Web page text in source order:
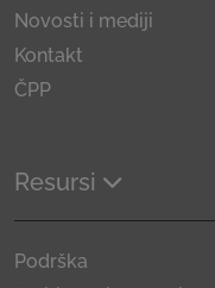
Novosti i mediji
Kontakt
ČPP
Resursi
Podrška